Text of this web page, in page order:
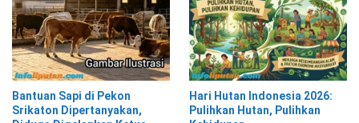
Bantuan Sapi di Pekon
Srikaton Dipertanyakan,
Hari Hutan Indonesia 2026:
Pulihkan Hutan, Pulihkan